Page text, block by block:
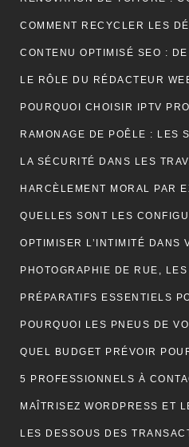
HARCÈLEMENT MORAL PAR
PHOTOGRAPHIE DE RUE,